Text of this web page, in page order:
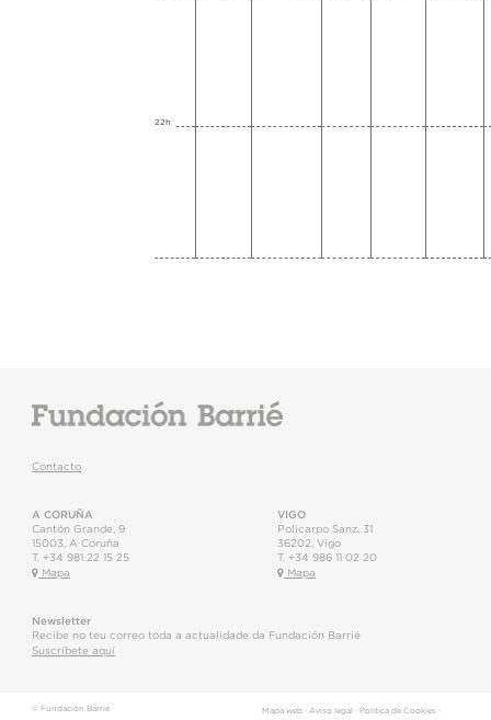
22h
Contacto
A CORUÑA
Cantón Grande, 9
15003
A Coruña
T. +34 981 22 15 25
Mapa
VIGO
Policarpo Sanz, 31
36202 Vigo
T. +34 986 11 02 20
Mapa
Newsletter
Recibe no teu correo toda a actualidade da Fundación Barrié
Suscríbete aquí
© Fundación Barrié Mapa web· Aviso legal · Política de Cookies ·